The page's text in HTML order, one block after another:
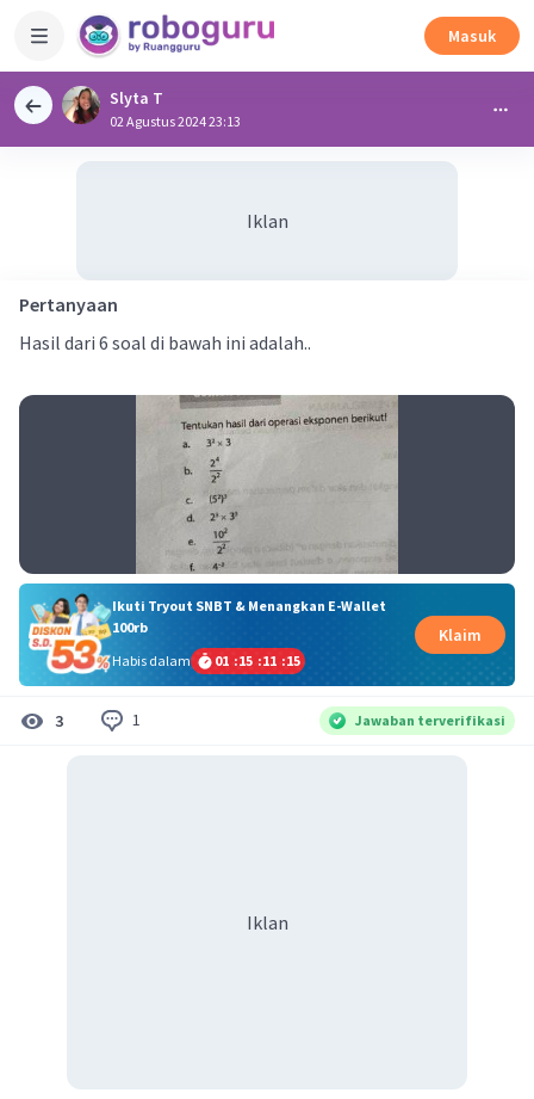
Masuk
Slyta T
02 Agustus 2024 23:13
Iklan
Pertanyaan
Hasil dari 6 soal di bawah ini adalah..
Ikuti Tryout SNBT & Menangkan E-Wallet
100rb
Habis dalam
01 :15 :11 :15
Klaim
3 1 Jawaban terverifikasi
Iklan